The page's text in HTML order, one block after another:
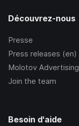
Découvrez-nous
Presse
Press releases (en)
Molotov Advertising
Join the team
Besoin d'aide